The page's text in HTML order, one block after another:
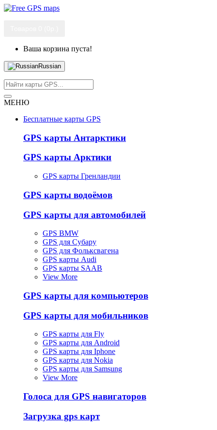
Ваша корзина пуста!
Russian
МЕНЮ
Бесплатные карты GPS
GPS карты Антарктики
GPS карты Арктики
GPS карты Гренландии
GPS карты водоёмов
GPS карты для автомобилей
GPS BMW
GPS для Субару
GPS для Фольксвагена
GPS карты Audi
GPS карты SAAB
View More
GPS карты для компьютеров
GPS карты для мобильников
GPS карты для Fly
GPS карты для Android
GPS карты для Iphone
GPS карты для Nokia
GPS карты для Samsung
View More
Голоса для GPS навигаторов
Загрузка gps карт